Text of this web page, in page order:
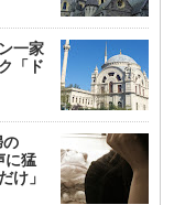
一家
「ド
の
に猛
け」